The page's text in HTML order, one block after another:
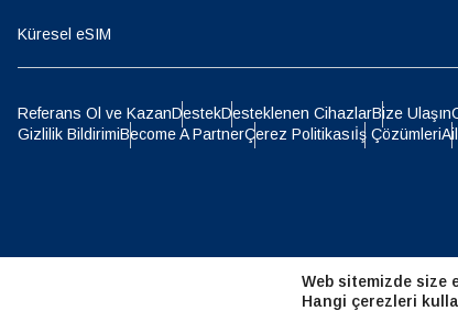
Küresel eSIM
Referans Ol ve KazanDestekDesteklenen CihazlarBize Ulaşın
Gizlilik BildirimiBecome A PartnerÇerez Politikasıİş Çözümleri
Web sitemizde size
Hangi çerezleri